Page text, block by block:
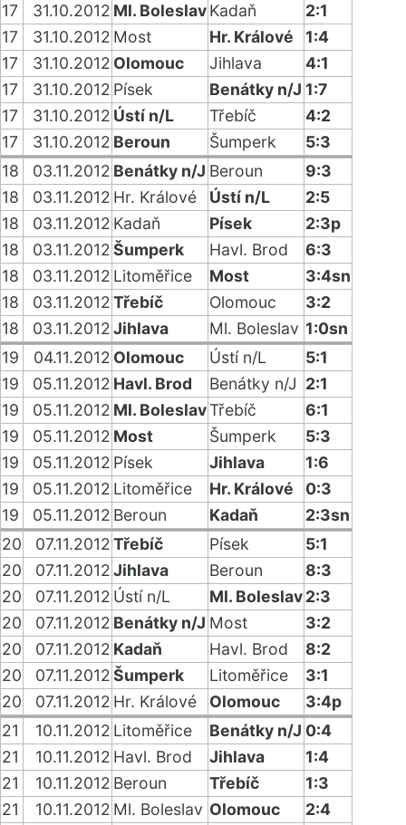
17
31.10.2012 Ml. BoleslavKadaň
2:1
17
31.10.2012 Most Hr. Králové
1:4
17
31.10.2012 Olomouc Jihlava
4:1
17
31.10.2012 Písek Benátky n/J 1:7
17
31.10.2012 Ústí n/L Třebíč
4:2
17
31.10.2012 Beroun Šumperk
5:3
18
03.11.2012 Benátky n/J Beroun
9:3
18
03.11.2012 Hr. Králové Ústí n/L
2:5
18
03.11.2012 Kadaň Písek
2:3p
18
03.11.2012Šumperk Havl. Brod
6:3
18
03.11.2012 Litoměřice Most
3:4sn
18
03.11.2012Třebíč Olomouc
3:2
18
03.11.2012Jihlava Ml. Boleslav 1:0sn
19
04.11.2012 Olomouc Ústí n/L
5:1
19
05.11.2012 Havl. Brod Benátky n/J 2:1
19
05.11.2012 Ml. BoleslavTřebíč
6:1
19
05.11.2012 Most Šumperk
5:3
19
05.11.2012 Písek Jihlava
1:6
19
05.11.2012 Litoměřice Hr. Králové
0:3
19
05.11.2012 Beroun Kadaň
2:3sn
20
07.11.2012Třebíč Písek
5:1
20
07.11.2012Jihlava Beroun
8:3
20
07.11.2012 Ústí n/L Ml. Boleslav2:3
20
07.11.2012 Benátky n/J Most
3:2
20
07.11.2012 Kadaň Havl. Brod
8:2
20
07.11.2012Šumperk Litoměřice
3:1
20
07.11.2012 Hr. Králové Olomouc
3:4p
21
10.11.2012 Litoměřice Benátky n/J 0:4
21
10.11.2012 Havl. Brod Jihlava
1:4
21
10.11.2012 Beroun Třebíč
1:3
21
10.11.2012 Ml. Boleslav Olomouc
2:4